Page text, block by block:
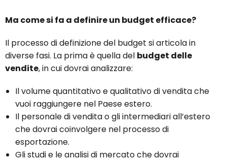
Ma come si fa a definire un budget efficace?
Il processo di definizione del budget si articola in
diverse fasi. La prima è quella del budget delle
vendite, in cui dovrai analizzare:
Il volume quantitativo e qualitativo di vendita che
vuoi raggiungere nel Paese estero.
Il personale di vendita o gli intermediari all’estero
che dovrai coinvolgere nel processo di
esportazione.
Gli studi e le analisi di mercato che dovrai